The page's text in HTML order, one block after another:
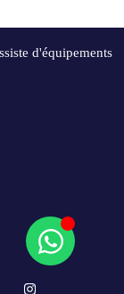
d'équipements